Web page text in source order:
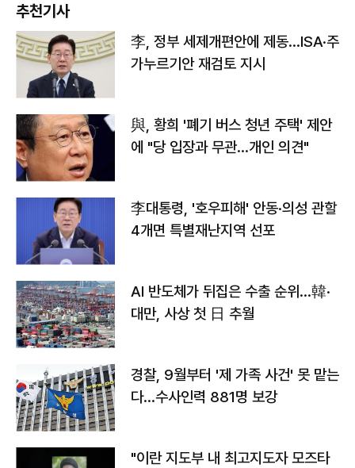
추천기사
李, 정부 세제개편안에 제동…ISA·주
가누르기안 재검토 지시
與, 황희 '폐기 버스 청년 주택' 제안
에 "당 입장과 무관…개인 의견"
李대통령, '호우피해' 안동·의성 관할
4개면 특별재난지역 선포
AI 반도체가 뒤집은 수출 순위…韓·
대만, 사상 첫 日 추월
경찰, 9월부터 '제 가족 사건' 못 맡는
다…수사인력 881명 보강
"이란 지도부 내 최고지도자 모즈타